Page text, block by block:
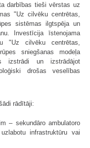
darbības tieši vērstas uz
"Uz cilvēku centrētas,
sistēmas ilgtspēja un
Investīcija īstenojama
"Uz cilvēku centrētas,
sniegšanas modeļa
izstrādi un izstrādājot
drošas veselības
rādītāji:
– sekundāro ambulatoro
infrastruktūru vai